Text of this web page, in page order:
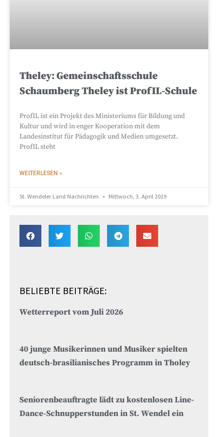
Theley: Gemeinschaftsschule
Schaumberg Theley ist ProfIL-Schule
ProfIL ist ein Projekt des Ministeriums für Bildung und
Kultur und wird in enger Kooperation mit dem
Landesinstitut für Pädagogik und Medien umgesetzt.
ProfIL steht
WEITERLESEN »
St. Wendeler Land Nachrichten Mittwoch, 3. April 2019
BELIEBTE BEITRÄGE:
Wetterreport vom Juli 2026
40 junge Musikerinnen und Musiker spielten
deutsch-brasilianisches Programm in Tholey
Seniorenbeauftragte lädt zu kostenlosen Line-
Dance-Schnupperstunden in St. Wendel ein